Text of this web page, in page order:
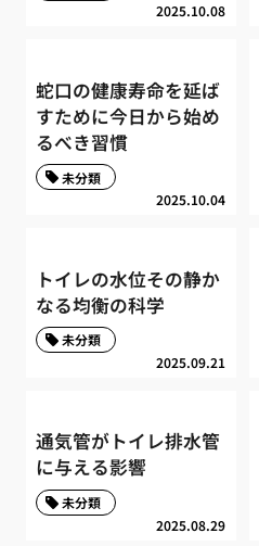
2025.10.08
蛇口の健康寿命を延ば
すために今日から始め
るべき習慣
2025.10.04
未分類
トイレの水位その静か
なる均衡の科学
2025.09.21
未分類
通気管がトイレ排水管
に与える影響
2025.08.29
未分類